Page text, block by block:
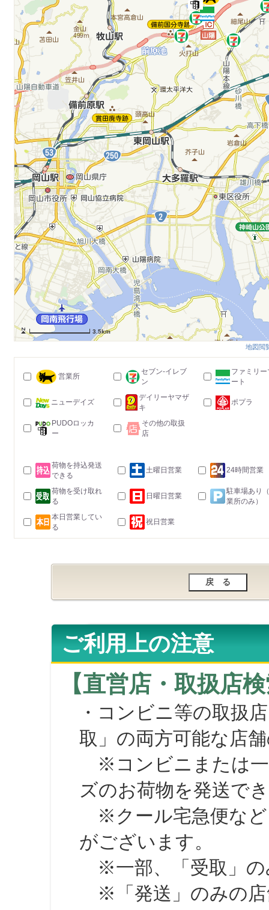
3.5km
地図閲
営業所
セブン-イレブ
ン
ファミリー
ート
ニューデイズ
デイリーヤマザ
キ
ポプラ
PUDOロッカ
ー
その他の取扱
店
荷物を持込発送
できる
土曜日営業 24時間営業
荷物を受け取れ
る
日曜日営業
駐車場あり
業所のみ）
本日営業してい
る
祝日営業
ご利用上の注意
【直営店・取扱店
・コンビニ等の取扱
取」の両方可能な店
※コンビニまたは一
ズのお荷物を発送で
※クール宅急便など
がございます。
※一部、「受取」の
※「発送」のみの店